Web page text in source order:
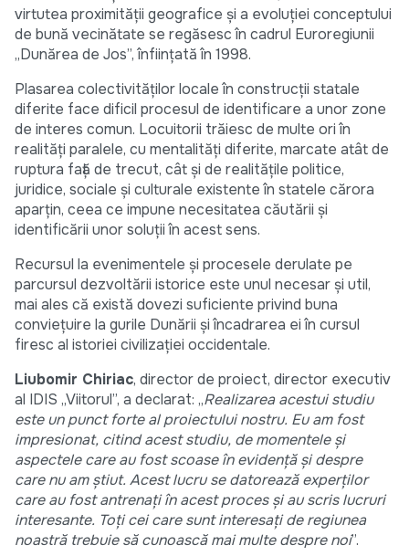
virtutea proximității geografice și a evoluției conceptului
de bună vecinătate se regăsesc în cadrul Euroregiunii
„Dunărea de Jos”, înființată în 1998.
Plasarea colectivităților locale în construcții statale
diferite face dificil procesul de identificare a unor zone
de interes comun. Locuitorii trăiesc de multe ori în
realități paralele, cu mentalități diferite, marcate atât de
ruptura față de trecut, cât și de realitățile politice,
juridice, sociale și culturale existente în statele cărora
aparțin, ceea ce impune necesitatea căutării și
identificării unor soluții în acest sens.
Recursul la evenimentele și procesele derulate pe
parcursul dezvoltării istorice este unul necesar și util,
mai ales că există dovezi suficiente privind buna
conviețuire la gurile Dunării și încadrarea ei în cursul
firesc al istoriei civilizației occidentale.
Liubomir Chiriac, director de proiect, director executiv
al IDIS „Viitorul”, a declarat: „Realizarea acestui studiu
este un punct forte al proiectului nostru. Eu am fost
impresionat, citind acest studiu, de momentele și
aspectele care au fost scoase în evidență și despre
care nu am știut. Acest lucru se datorează experților
care au fost antrenați în acest proces și au scris lucruri
interesante. Toți cei care sunt interesați de regiunea
noastră trebuie să cunoască mai multe despre noi”.